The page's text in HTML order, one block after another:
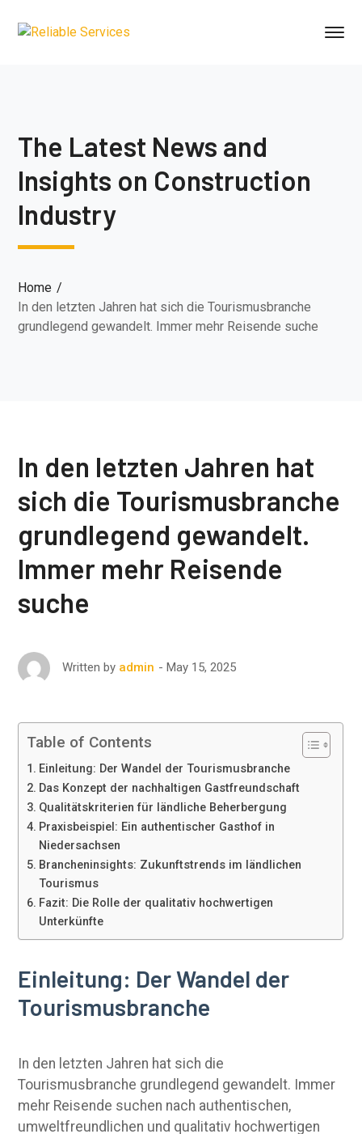
The Latest News and
Insights on Construction
Industry
Home
In den letzten Jahren hat sich die Tourismusbranche
grundlegend gewandelt. Immer mehr Reisende suche
In den letzten Jahren hat
sich die Tourismusbranche
grundlegend gewandelt.
Immer mehr Reisende
suche
Written by admin May 15, 2025
Table of Contents
Einleitung: Der Wandel der Tourismusbranche
Das Konzept der nachhaltigen Gastfreundschaft
Qualitätskriterien für ländliche Beherbergung
Praxisbeispiel: Ein authentischer Gasthof in
Niedersachsen
Brancheninsights: Zukunftstrends im ländlichen
Tourismus
Fazit: Die Rolle der qualitativ hochwertigen
Unterkünfte
Einleitung: Der Wandel der
Tourismusbranche
In den letzten Jahren hat sich die
Tourismusbranche grundlegend gewandelt. Immer
mehr Reisende suchen nach authentischen,
umweltfreundlichen und qualitativ hochwertigen